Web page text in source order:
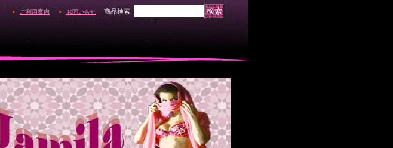
ご利用案内 ｜ お問い合せ 商品検索: